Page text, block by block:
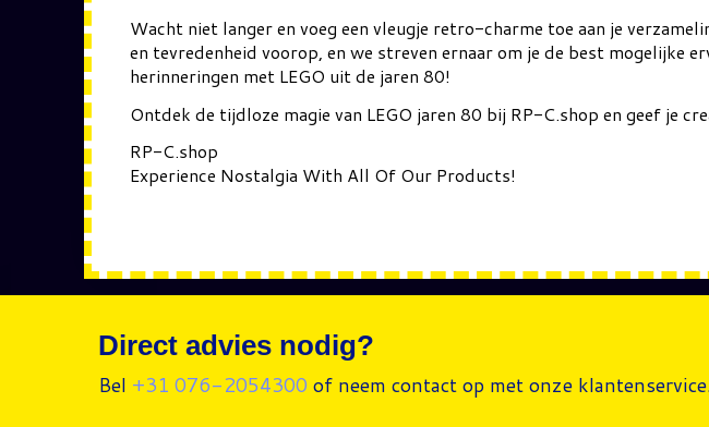
Wacht niet langer en voeg een vleugje retro-charme toe aan je
en tevredenheid voorop, en we streven ernaar om je de best mogelijke
herinneringen met LEGO uit de jaren 80!
Ontdek de tijdloze magie van LEGO jaren 80 bij RP-C.shop en geef je
RP-C.shop
Experience Nostalgia With All Of Our Products!
Direct advies nodig?
Bel +31 076-2054300 of neem contact op met onze